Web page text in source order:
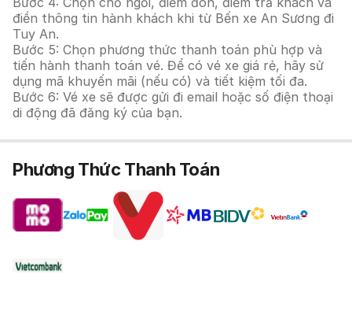
điền thông tin hành khách khi từ Bến xe An Sương đi
Tuy An.
Bước 5: Chọn phương thức thanh toán phù hợp và
tiến hành thanh toán vé. Để có vé xe giá rẻ, hãy sử
dụng mã khuyến mãi (nếu có) và tiết kiệm tối đa.
Bước 6: Vé xe sẽ được gửi đi email hoặc số điện thoại
di động đã đăng ký của bạn.
Phương Thức Thanh Toán